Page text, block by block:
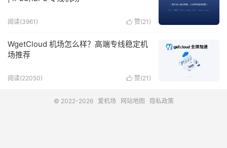
 赞(21 )
阅读(3961)
WgetCloud 机场怎么样？高端专线稳定机
场推荐
 赞(21 )
阅读(22050)
© 2022-2026 爱机场 网站地图 隐私政策